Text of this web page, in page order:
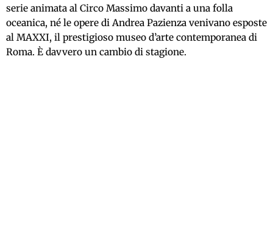
serie animata al Circo Massimo davanti a una folla
oceanica, né le opere di Andrea Pazienza venivano esposte
al MAXXI, il prestigioso museo d’arte contemporanea di
Roma. È davvero un cambio di stagione.